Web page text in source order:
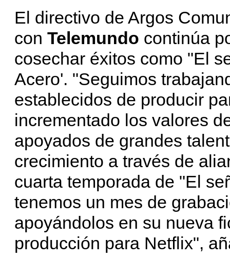
El directivo de Argos
con Telemundo continúa
cosechar éxitos como "El
Acero'. "Seguimos
establecidos de producir
incrementado los valores
apoyados de grandes
crecimiento a través de
cuarta temporada de "El
tenemos un mes de
apoyándolos en su nueva
producción para Netflix",